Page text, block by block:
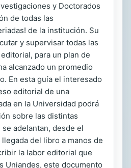
y Doctorados
de todas las
de la institución. Su
y supervisar todas las
para un plan de
alcanzado un promedio
En esta guía el interesado
editorial de una
en la Universidad podrá
sobre las distintas
adelantan, desde el
del libro a manos de
la labor editorial que
Uniandes, este documento